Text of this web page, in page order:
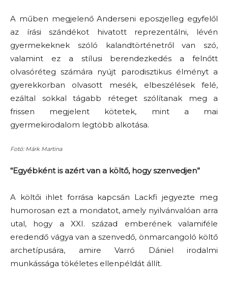
A műben megjelenő Anderseni eposzjelleg egyfelől
az írási szándékot hivatott reprezentálni, lévén
gyermekeknek szóló kalandtörténetről van szó,
valamint ez a stílusi berendezkedés a felnőtt
olvasóréteg számára nyújt parodisztikus élményt a
gyerekkorban olvasott mesék, elbeszélések felé,
ezáltal sokkal tágabb réteget szólítanak meg a
frissen megjelent kötetek, mint a mai
gyermekirodalom legtöbb alkotása.
Fotó: Márk Martina
“Egyébként is azért van a költő, hogy szenvedjen”
A költői ihlet forrása kapcsán Lackfi jegyezte meg
humorosan ezt a mondatot, amely nyilvánvalóan arra
utal, hogy a XXI. század emberének valamiféle
eredendő vágya van a szenvedő, önmarcangoló költő
archetípusára, amire Varró Dániel irodalmi
munkássága tökéletes ellenpéldát állít.